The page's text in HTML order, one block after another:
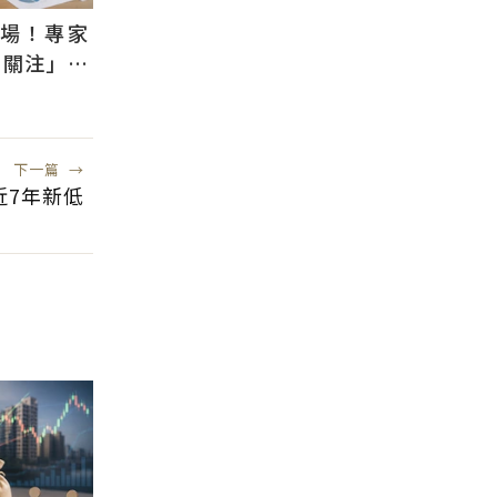
！專家
注」：
下一篇 →
7年新低